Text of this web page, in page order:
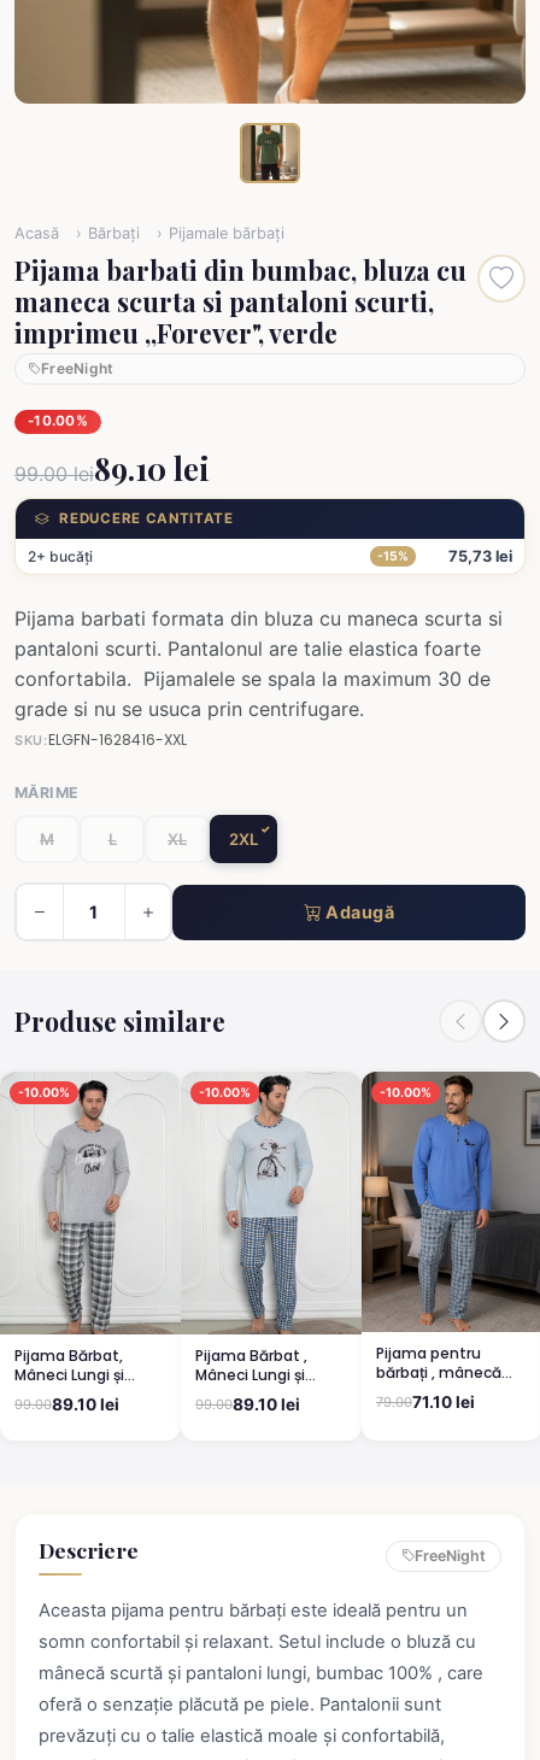
Acasă Bărbați Pijamale bărbați
Pijama barbati din bumbac, bluza cu
maneca scurta si pantaloni scurti,
imprimeu ,,Forever", verde
FreeNight
-10.00%
99.00 lei89.10 lei
REDUCERE CANTITATE
2+ bucăți -15% 75,73 lei
Pijama barbati formata din bluza cu maneca scurta si
pantaloni scurti. Pantalonul are talie elastica foarte
confortabila. Pijamalele se spala la maximum 30 de
grade si nu se usuca prin centrifugare.
SKU:ELGFN-1628416-XXL
MĂRIME
M L XL 2XL
Adaugă
Produse similare
-10.00%
Pijama Bărbat,
Mâneci Lungi și
Pantaloni Lungi
Asortați, Imprimeu
99.0089.10 lei
-10.00%
Pijama Bărbat ,
Mâneci Lungi și
Pantaloni Lungi
Asortați, Imprimeu
99.0089.10 lei
-10.00%
Pijama pentru
bărbați , mânecă
lungă și pantaloni
lungi, albastru
79.0071.10 lei
Descriere FreeNight
Aceasta pijama pentru bărbați este ideală pentru un
somn confortabil și relaxant. Setul include o bluză cu
mânecă scurtă și pantaloni lungi, bumbac 100% , care
oferă o senzație plăcută pe piele. Pantalonii sunt
prevăzuți cu o talie elastică moale și confortabilă,